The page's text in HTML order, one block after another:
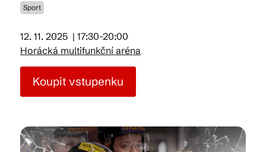
Články
Suvenýry
Praktické info
Sport
12. 11. 2025 | 17:30-20:00
Horácká multifunkční aréna
Koupit vstupenku